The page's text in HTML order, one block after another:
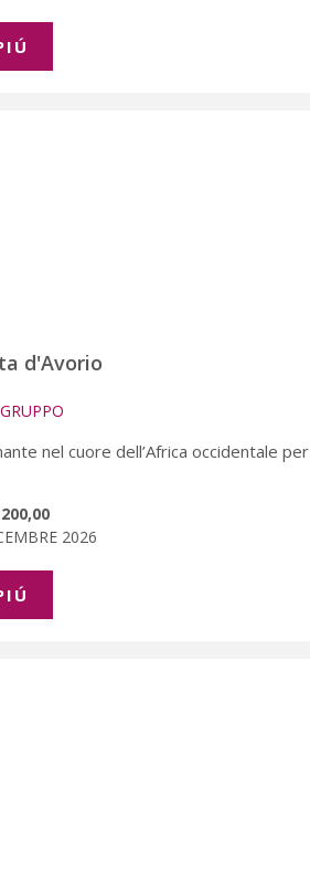
d'Avorio
nel cuore dell’Africa occidentale
2026